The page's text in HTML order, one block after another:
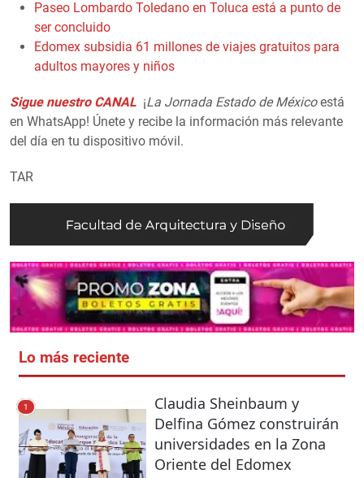
Paseo Lombardo Toledano en Toluca está a punto de
ser concluido
Edomex subsidia 61 millones de viajes gratuitos para
adultos mayores y niños
Sigue nuestro CANAL ¡La Jornada Estado de Méxicoestá
en WhatsApp! Únete y recibe la información más relevante
del día en tu dispositivo móvil.
TAR
Lo más reciente
1
Claudia Sheinbaum y
Delfina Gómez construirán
universidades en la Zona
Oriente del Edomex